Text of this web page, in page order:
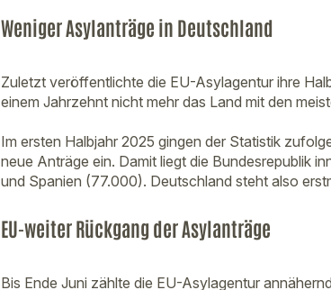
Weniger Asylanträge in Deutschland
Zuletzt veröffentlichte die EU-Asylagentur ihre
einem Jahrzehnt nicht mehr das Land mit den
Im ersten Halbjahr 2025 gingen der Statistik
neue Anträge ein. Damit liegt die Bundesrepublik
und Spanien (77.000). Deutschland steht also
EU-weiter Rückgang der Asylanträge
Bis Ende Juni zählte die EU-Asylagentur